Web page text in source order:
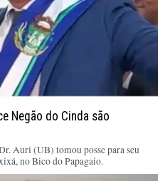
Negão do Cinda são
Auri (UB) tomou posse para seu
no Bico do Papagaio.